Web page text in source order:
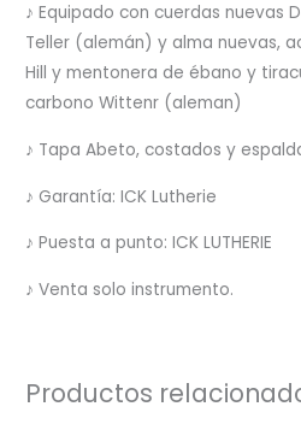
♪ Equipado con cuerdas nuevas
Teller (alemán) y alma nuevas,
Hill y mentonera de ébano y
carbono Wittenr (aleman)
♪ Tapa Abeto, costados y
♪ Garantía: ICK Lutherie
♪ Puesta a punto: ICK LUTHERIE
♪ Venta solo instrumento.
Productos